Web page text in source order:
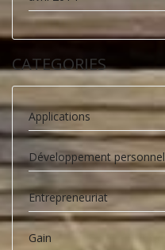
CATEGORIES
Applications
Développement personnel
Entrepreneuriat
Gain